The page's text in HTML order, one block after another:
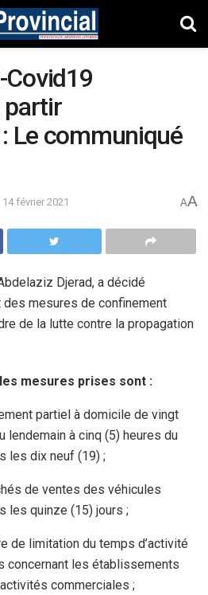
partir
: Le communiqué
14 février 2021 AA
Djerad, a décidé
des mesures de confinement
de la lutte contre la propagation
mesures prises sont :
partiel à domicile de vingt
lendemain à cinq (5) heures du
les dix neuf (19) ;
de ventes des véhicules
les quinze (15) jours ;
limitation du temps d’activité
concernant les établissements
commerciales ;